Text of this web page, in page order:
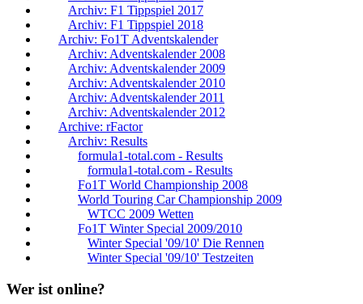
Archiv: F1 Tippspiel 2017
Archiv: F1 Tippspiel 2018
Archiv: Fo1T Adventskalender
Archiv: Adventskalender 2008
Archiv: Adventskalender 2009
Archiv: Adventskalender 2010
Archiv: Adventskalender 2011
Archiv: Adventskalender 2012
Archive: rFactor
Archiv: Results
formula1-total.com - Results
formula1-total.com - Results
Fo1T World Championship 2008
World Touring Car Championship 2009
WTCC 2009 Wetten
Fo1T Winter Special 2009/2010
Winter Special '09/10' Die Rennen
Winter Special '09/10' Testzeiten
Wer ist online?